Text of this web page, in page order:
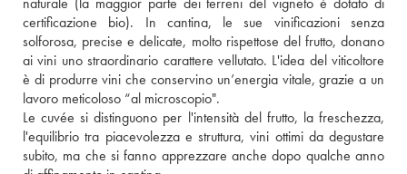
certificazione bio). In cantina, le sue vinificazioni senza
solforosa, precise e delicate, molto rispettose del frutto, donano
ai vini uno straordinario carattere vellutato. L'idea del viticoltore
è di produrre vini che conservino un’energia vitale, grazie a un
lavoro meticoloso “al microscopio".
Le cuvée si distinguono per l'intensità del frutto, la freschezza,
l'equilibrio tra piacevolezza e struttura, vini ottimi da degustare
subito, ma che si fanno apprezzare anche dopo qualche anno